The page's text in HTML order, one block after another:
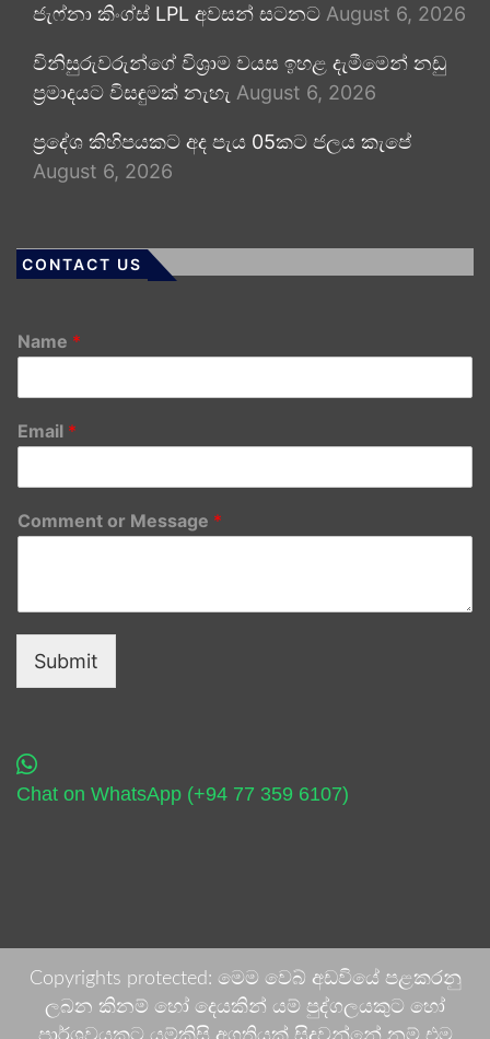
ජැෆ්නා කිංග්ස් LPL අවසන් සටනට August 6, 2026
විනිසුරුවරුන්ගේ විශ්‍රාම වයස ඉහළ දැමීමෙන් නඩු
ප්‍රමාදයට විසඳුමක් නැහැ August 6, 2026
ප්‍රදේශ කිහිපයකට අද පැය 05කට ජලය කැපේ
August 6, 2026
CONTACT US
Name *
Email *
Comment or Message *
Submit
Chat on WhatsApp (+94 77 359 6107)
Copyrights protected: මෙම වෙබ් අඩවියේ පළකරනු
ලබන කිනම් හෝ දෙයකින් යම් පුද්ගලයකුට හෝ